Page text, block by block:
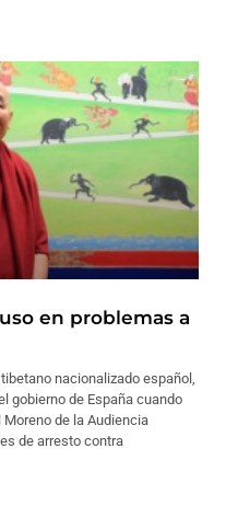
en problemas a
nacionalizado español,
gobierno de España cuando
de la Audiencia
de arresto contra